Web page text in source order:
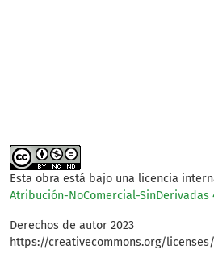
Esta obra está bajo una licencia
Atribución-NoComercial-SinDerivadas
Derechos de autor 2023
https://creativecommons.org/